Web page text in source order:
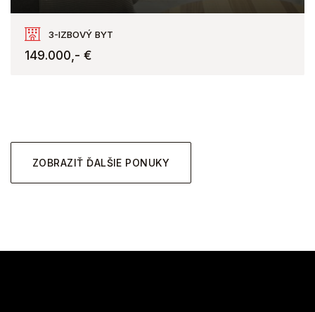
Torrevieja
3-IZBOVÝ BYT
149.000,- €
ZOBRAZIŤ ĎALŠIE PONUKY